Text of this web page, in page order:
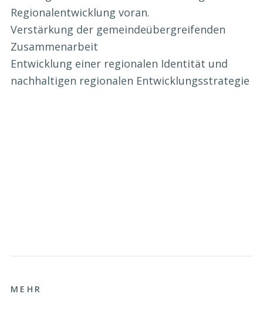
Regionalentwicklung voran.
Verstärkung der gemeindeübergreifenden
Zusammenarbeit
Entwicklung einer regionalen Identität und
nachhaltigen regionalen Entwicklungsstrategie
MEHR